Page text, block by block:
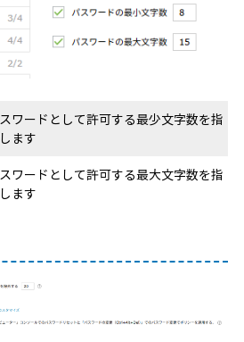
ワードとして許可する最少文字数を指
ます
ワードとして許可する最大文字数を指
ます